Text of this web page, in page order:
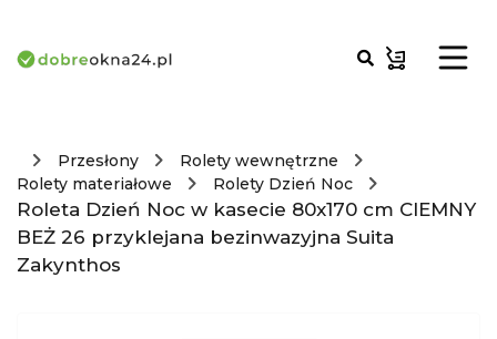
Przesłony
Rolety wewnętrzne
Rolety materiałowe
Rolety Dzień Noc
Roleta Dzień Noc w kasecie 80x170 cm CIEMNY
BEŻ 26 przyklejana bezinwazyjna Suita
Zakynthos